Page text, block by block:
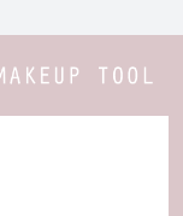
MAKEUP
TOOL